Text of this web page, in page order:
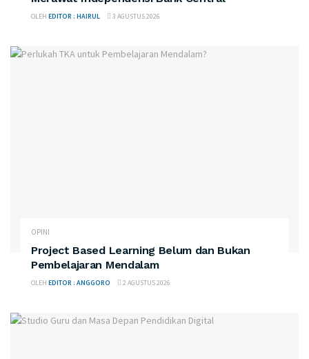
OLEH EDITOR : HAIRUL 3 AGUSTUS 2026
OPINI
Project Based Learning Belum dan Bukan
Pembelajaran Mendalam
OLEH EDITOR : ANGGORO 2 AGUSTUS 2026